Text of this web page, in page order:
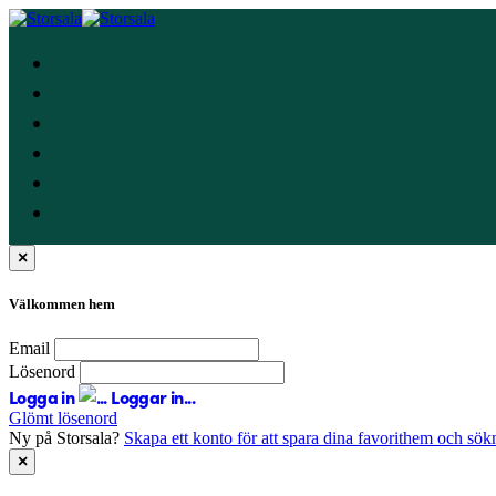
×
Välkommen hem
Email
Lösenord
Logga in Loggar in...
Glömt lösenord
Ny på Storsala? Skapa ett konto för att spara dina favorithem och
×